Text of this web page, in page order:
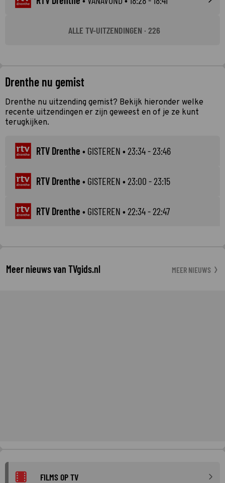
ALLE TV-UITZENDINGEN · 226
Drenthe nu gemist
Drenthe nu uitzending gemist? Bekijk hieronder welke
recente uitzendingen er zijn geweest en of je ze kunt
terugkijken.
RTV Drenthe • GISTEREN • 23:34 - 23:46
RTV Drenthe • GISTEREN • 23:00 - 23:15
RTV Drenthe • GISTEREN • 22:34 - 22:47
Meer nieuws van TVgids.nl MEER NIEUWS
FILMS OP TV